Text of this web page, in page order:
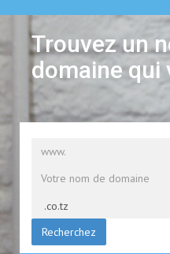
Trouvez un
domaine qui
Recherchez